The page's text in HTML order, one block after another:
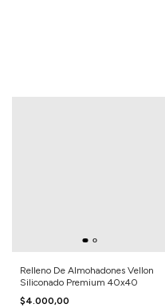
Relleno De Almohadones Vellon
Siliconado Premium 40x40
$4.000,00